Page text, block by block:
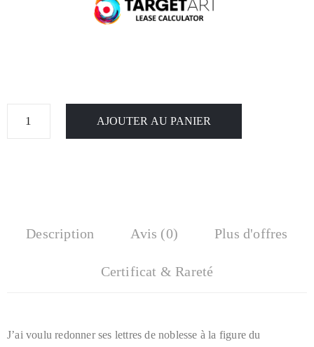
AJOUTER AU PANIER
Description Avis (0) Plus d'offres
Certificat & Rareté
J’ai voulu redonner ses lettres de noblesse à la figure du